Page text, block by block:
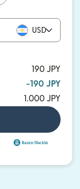
USD
190 JPY
-190 JPY
1.000 JPY